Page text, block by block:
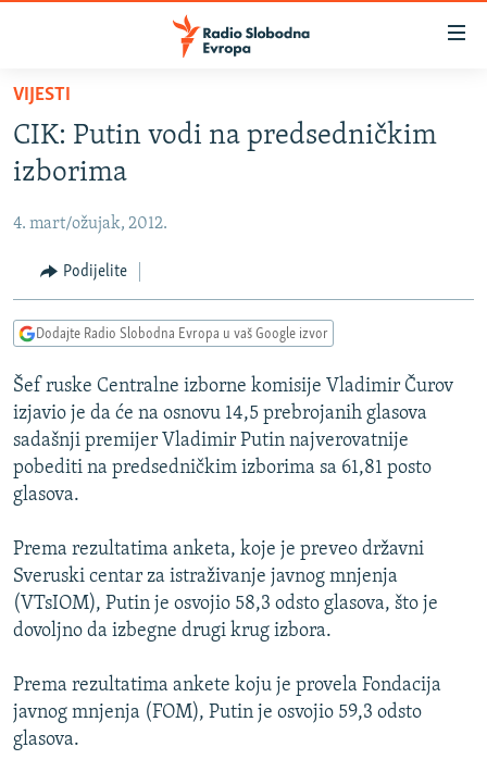
Pređite
glavni
sadržaj
na
navigaciju
Pređite
na
BOSNA I HERCEGOVINA
KOSOVO
CRNA GORA
VIDEO
FOTOGALERIJE
INFOGRAFIKE
PODCASTI
RAT U UKRAJINI
KINA NA BALKANU
RSE PRIČE IZ SVIJETA
ISPRIČAJ MI
DNEVNO@RSE
SPECIJALI RSE
VIŠE OD NASLOVA
POPLAVE I KLIZIŠTA U BIH 2024.
TV LIBERTY
PRATITE NAS
Sve RFE/RL stranice
VIJESTI
CIK: Putin vodi na predsedničkim
izborima
4. mart/ožujak, 2012.
Podijelite
Dodajte Radio Slobodna Evropa u vaš Google izvor
Šef ruske Centralne izborne komisije Vladimir Čurov
izjavio je da će na osnovu 14,5 prebrojanih glasova
sadašnji premijer Vladimir Putin najverovatnije
pobediti na predsedničkim izborima sa 61,81 posto
glasova.
Prema rezultatima anketa, koje je preveo državni
Sveruski centar za istraživanje javnog mnjenja
(VTsIOM), Putin je osvojio 58,3 odsto glasova, što je
dovoljno da izbegne drugi krug izbora.
Prema rezultatima ankete koju je provela Fondacija
javnog mnjenja (FOM), Putin je osvojio 59,3 odsto
glasova.